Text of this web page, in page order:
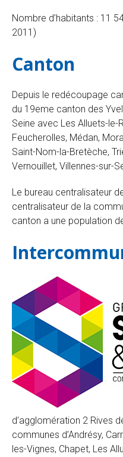
Nombre d’habitants : 11
2011)
Canton
Depuis le redécoupage
du 19eme canton des
Seine avec Les Alluets-le-
Feucherolles, Médan,
Saint-Nom-la-Bretèche,
Vernouillet, Villennes-sur-
Le bureau centralisateur
centralisateur de la
canton a une population
d’agglomération 2 Rives
communes d’Andrésy,
les-Vignes, Chapet, Les